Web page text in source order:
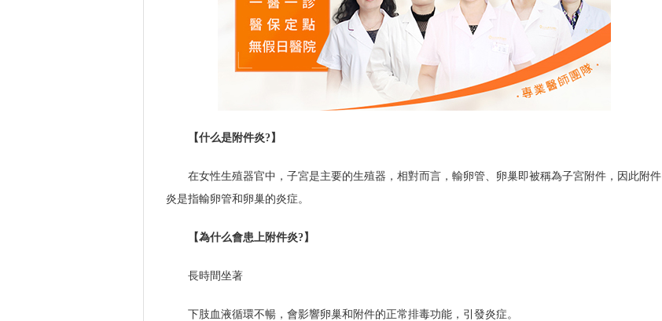
【什么是附件炎?】
在女性生殖器官中，子宮是主要的生殖器，相對而言，輸卵管、卵巢即被稱為子宮附件，因此附件
炎是指輸卵管和卵巢的炎症。
【為什么會患上附件炎?】
長時間坐著
下肢血液循環不暢，會影響卵巢和附件的正常排毒功能，引發炎症。